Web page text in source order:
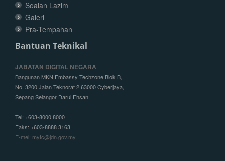
Soalan Lazim
Galeri
Pra-Tempahan
Bantuan Teknikal
JABATAN DIGITAL NEGARA
Bangunan MKN Embassy Techzone Blok B,
No. 3200 Jalan Teknorat 2 63000 Cyberjaya,
Sepang Selangor Darul Ehsan.
Tel: +603-8000 8000
Faks: +603-8888 3163
E-mel: mytc@jdn.gov.my